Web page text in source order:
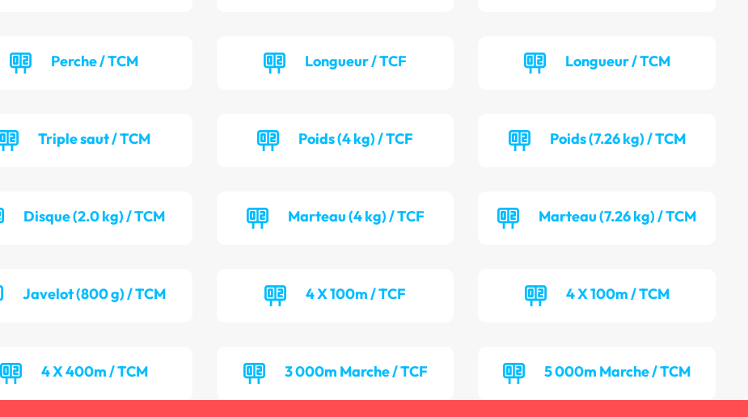
Perche / TCM Longueur / TCF Longueur / TCM
Triple saut / TCM Poids (4 kg) / TCF Poids (7.26 kg) / TCM
Disque (2.0 kg) / TCM Marteau (4 kg) / TCF Marteau (7.26 kg) / TCM
Javelot (800 g) / TCM 4 X 100m / TCF 4 X 100m / TCM
4 X 400m / TCM 3 000m Marche / TCF 5 000m Marche / TCM